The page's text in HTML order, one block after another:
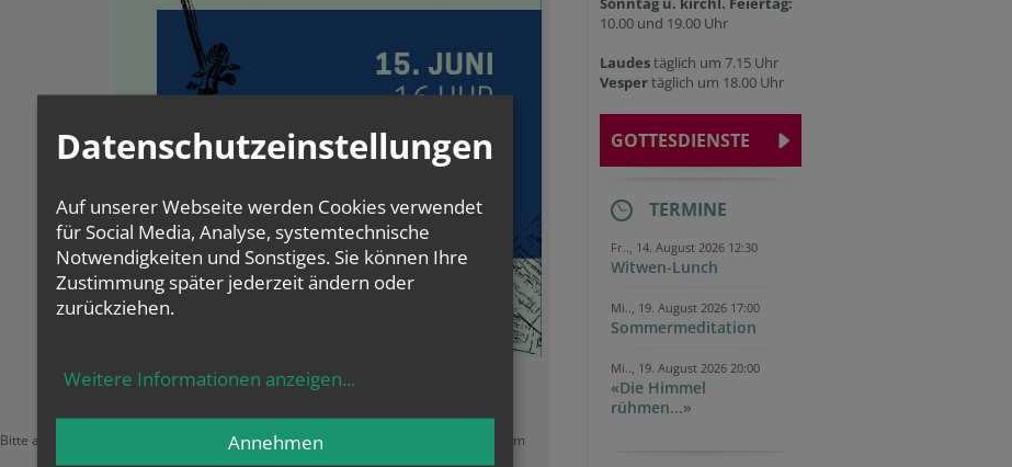
Zustimmung erforderlich!
Bitte akzeptieren Sie
Cookies von Google Mapsund
, um
10.00 und 19.00 Uhr
Laudestäglich um 7.15 Uhr
Vespertäglich um 18.00 Uhr
GOTTESDIENSTE
TERMINE
Fr.., 14. August 2026 12:30
Witwen-Lunch
Mi.., 19. August 2026 17:00
Sommermeditation
Mi.., 19. August 2026 20:00
«Die Himmel
rühmen...»
Datenschutzeinstellungen
Auf unserer Webseite werden Cookies verwendet
für Social Media, Analyse, systemtechnische
Notwendigkeiten und Sonstiges. Sie können Ihre
Zustimmung später jederzeit ändern oder
zurückziehen.
Weitere Informationen anzeigen...
Annehmen